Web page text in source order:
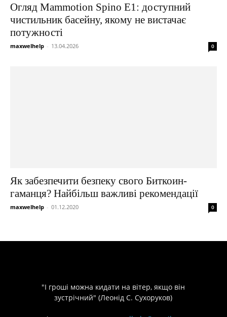
Огляд Mammotion Spino E1: доступний
чистильник басейну, якому не вистачає
потужності
maxwelhelp - 13.04.2026 0
Як забезпечити безпеку свого Биткоин-
гаманця? Найбільш важливі рекомендації
maxwelhelp - 01.12.2020 0
"І гроші можна кидати на вітер, якщо він
зустрічний" (Леонід С. Сухоруков)